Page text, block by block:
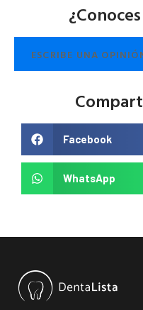
ESCRIBE UNA
Facebook
WhatsApp